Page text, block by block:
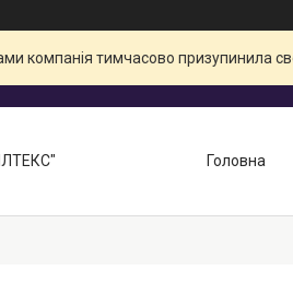
компанія тимчасово
Головна